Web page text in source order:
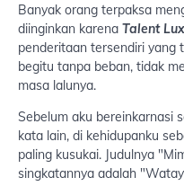
Banyak orang terpaksa
diinginkan karena Talent Lux
penderitaan tersendiri yang
begitu tanpa beban, tidak
masa lalunya.
Sebelum aku bereinkarnasi
kata lain, di kehidupanku
paling kusukai. Judulnya
singkatannya adalah